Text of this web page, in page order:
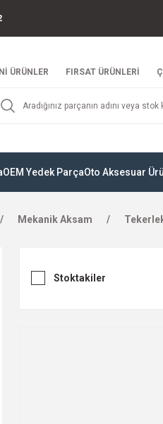
ÜRÜNLER FIRSAT ÜRÜNLERİ
OEM Yedek ParçaOto Aksesuar
Mekanik Aksam
Stoktakiler